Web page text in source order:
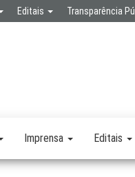
Editais Transparência
Imprensa Editais